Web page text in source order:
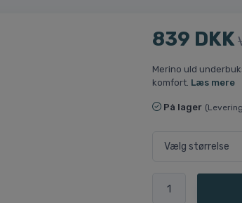
839 DKK
Merino uld
komfort. Læs mere
På lager